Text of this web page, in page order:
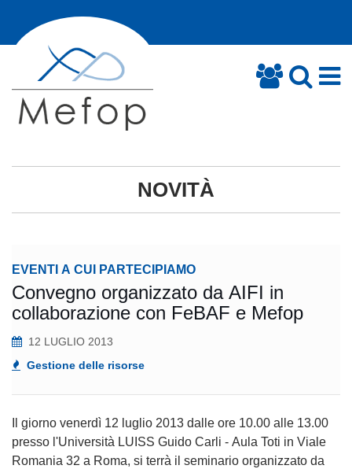
NOVITÀ
EVENTI A CUI PARTECIPIAMO
Convegno organizzato da AIFI in
collaborazione con FeBAF e Mefop
12 LUGLIO 2013
Gestione delle risorse
Il giorno venerdì 12 luglio 2013 dalle ore 10.00 alle 13.00
presso l'Università LUISS Guido Carli - Aula Toti in Viale
Romania 32 a Roma, si terrà il seminario organizzato da